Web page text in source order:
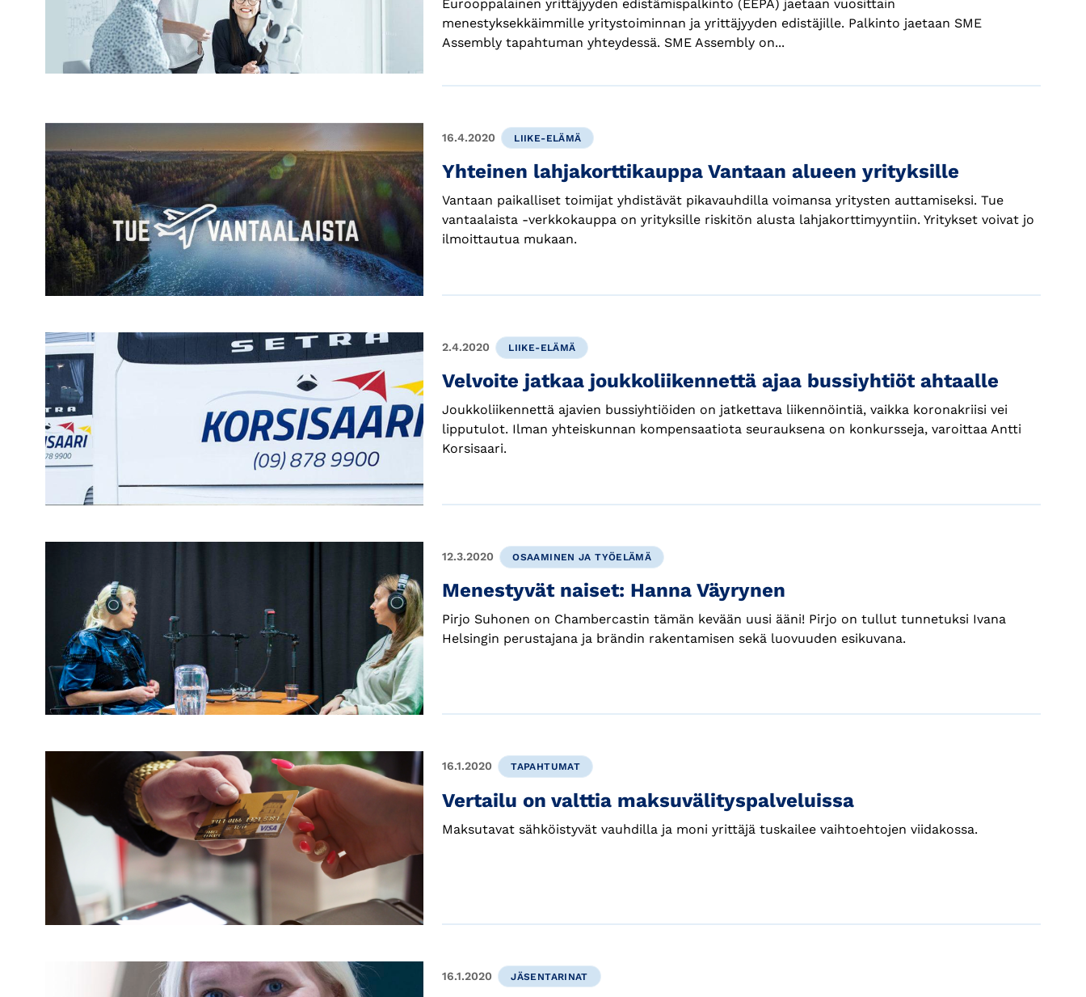
Eurooppalainen yrittäjyyden edistämispalkinto (EEPA) jaetaan vuosittain
menestyksekkäimmille yritystoiminnan ja yrittäjyyden edistäjille. Palkinto jaetaan SME
Assembly tapahtuman yhteydessä. SME Assembly on...
16.4.2020 LIIKE-ELÄMÄ
Yhteinen lahjakorttikauppa Vantaan alueen yrityksille
Vantaan paikalliset toimijat yhdistävät pikavauhdilla voimansa yritysten auttamiseksi. Tue
vantaalaista -verkkokauppa on yrityksille riskitön alusta lahjakorttimyyntiin. Yritykset voivat jo
ilmoittautua mukaan.
2.4.2020 LIIKE-ELÄMÄ
Velvoite jatkaa joukkoliikennettä ajaa bussiyhtiöt ahtaalle
Joukkoliikennettä ajavien bussiyhtiöiden on jatkettava liikennöintiä, vaikka koronakriisi vei
lipputulot. Ilman yhteiskunnan kompensaatiota seurauksena on konkursseja, varoittaa Antti
Korsisaari.
12.3.2020 OSAAMINEN JA TYÖELÄMÄ
Menestyvät naiset: Hanna Väyrynen
Pirjo Suhonen on Chambercastin tämän kevään uusi ääni! Pirjo on tullut tunnetuksi Ivana
Helsingin perustajana ja brändin rakentamisen sekä luovuuden esikuvana.
16.1.2020 TAPAHTUMAT
Vertailu on valttia maksuvälityspalveluissa
Maksutavat sähköistyvät vauhdilla ja moni yrittäjä tuskailee vaihtoehtojen viidakossa.
16.1.2020 JÄSENTARINAT